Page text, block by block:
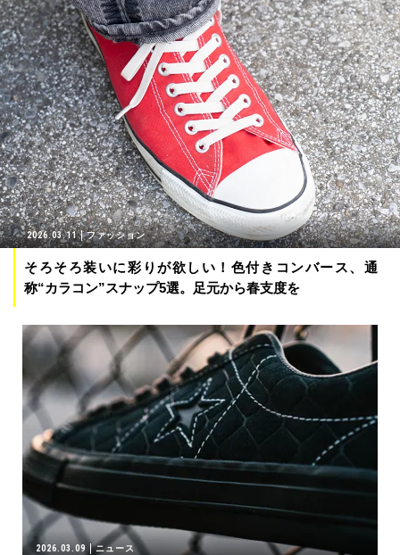
2026.03.11 ファッション
そろそろ装いに彩りが欲しい！色付きコンバース、通
称“カラコン”スナップ5選。足元から春支度を
2026.03.09 ニュース